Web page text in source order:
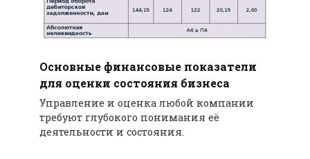
Основные финансовые показатели
для оценки состояния бизнеса
Управление и оценка любой компании
требуют глубокого понимания её
деятельности и состояния.